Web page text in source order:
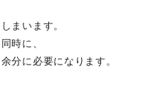
まいます。
時に、
分に必要になります。